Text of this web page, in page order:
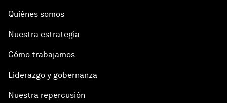
Quiénes somos
Nuestra estrategia
Cómo trabajamos
Liderazgo y gobernanza
Nuestra repercusión